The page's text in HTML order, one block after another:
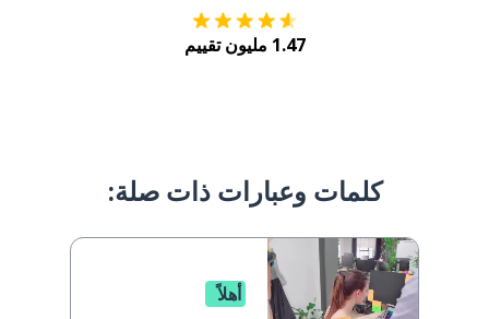
1.47 مليون تقييم
كلمات وعبارات ذات صلة:
أهلاً